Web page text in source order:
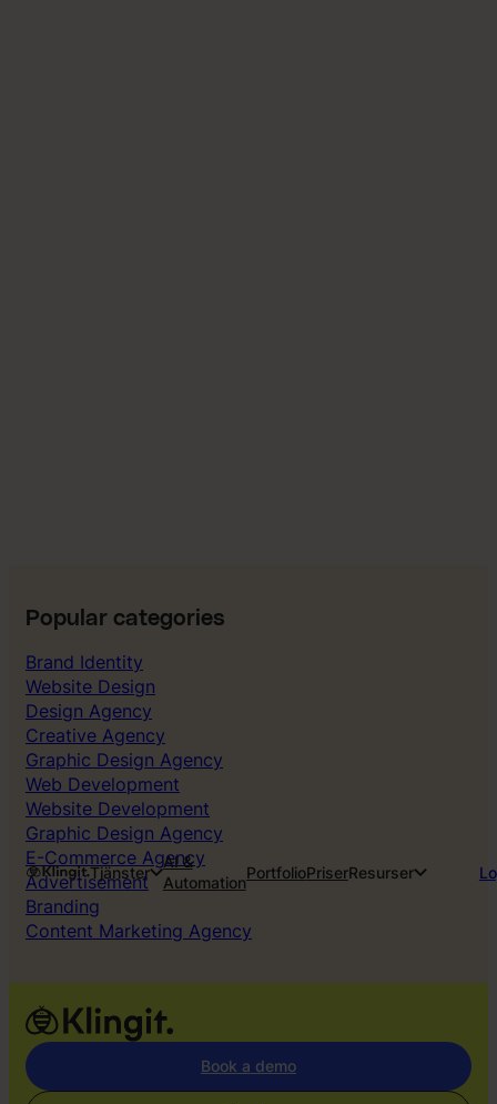
Tjänster
AI &
Automation
PortfolioPriserResurser
Popular categories
Brand Identity
Website Design
Design Agency
Creative Agency
Graphic Design Agency
Web Development
Website Development
Graphic Design Agency
E-Commerce Agency
Advertisement
Branding
Content Marketing Agency
Book a demo